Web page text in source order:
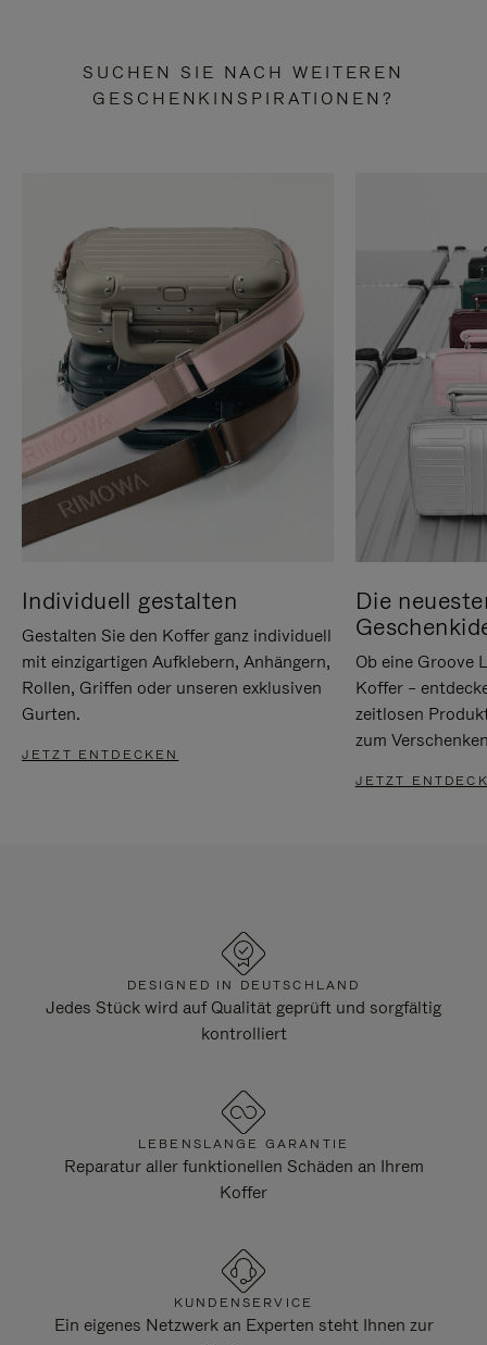
SUCHEN SIE NACH WEITEREN
GESCHENKINSPIRATIONEN?
Individuell gestalten
Gestalten Sie den Koffer ganz individuell
mit einzigartigen Aufklebern, Anhängern,
Rollen, Griffen oder unseren exklusiven
Gurten.
JETZT ENTDECKEN
Die
Ob eine Groove
Koffer –
zeitlosen
zum
JETZT
DESIGNED IN DEUTSCHLAND
Jedes Stück wird auf Qualität geprüft und sorgfältig
kontrolliert
LEBENSLANGE GARANTIE
Reparatur aller funktionellen Schäden an Ihrem
Koffer
KUNDENSERVICE
Ein eigenes Netzwerk an Experten steht Ihnen zur